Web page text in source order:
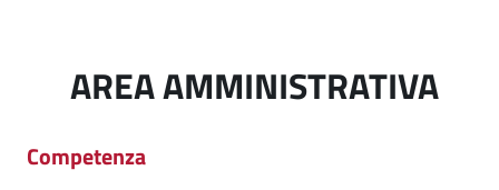
AREA AMMINISTRATIVA
Competenza